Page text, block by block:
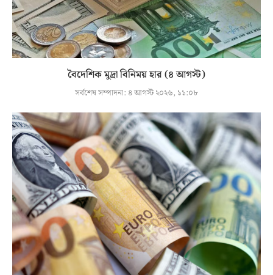
বৈদেশিক মুদ্রা বিনিময় হার (৪ আগস্ট)
সর্বশেষ সম্পাদনা: ৪ আগস্ট ২০২৬, ১১:০৮